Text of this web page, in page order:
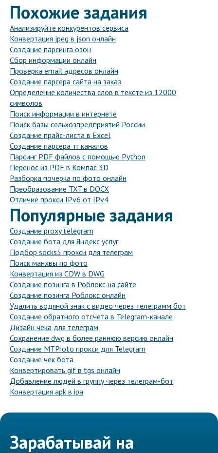
Похожие задания
Анализируйте конкурентов сервиса
Конвертация jpeg в json онлайн
Создание парсинга озон
Сбор информации онлайн
Проверка email адресов онлайн
Создание парсера сайта на заказ
Определение количества слов в тексте из 12000
символов
Поиск информации в интернете
Поиск базы сельхозпредприятий России
Создание прайс-листа в Excel
Создание парсера тг каналов
Парсинг PDF файлов с помощью Python
Перенос из PDF в Компас 3D
Разборка почерка по фото онлайн
Преобразование TXT в DOCX
Отличие прокси IPv6 от IPv4
Популярные задания
Создание proxy telegram
Создание бота для Яндекс услуг
Подбор socks5 прокси для телеграм
Поиск манхвы по фото
Конвертация из CDW в DWG
Создание позинга в Роблокс на сайте
Создание позинга Роблокс онлайн
Удалить водяной знак с видео через телеграмм бот
Создание обратного отсчета в Telegram-канале
Дизайн чека для телеграм
Сохранение dwg в более раннюю версию онлайн
Создание MTProto прокси для Telegram
Создание чек бота
Конвертировать gif в tgs онлайн
Добавление людей в группу через телеграм-бот
Конвертация apk в ipa
Зарабатывай на